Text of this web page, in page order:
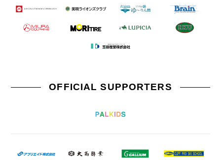
OFFICIAL SUPPORTERS